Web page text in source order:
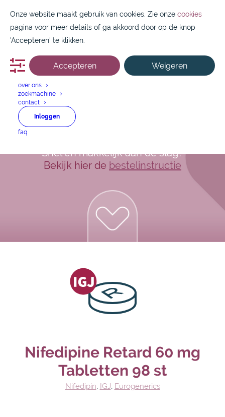
088 1800 550
over ons
zoekmachine
contact
Inloggen
faq
Nifedipine Retard 60
mg Tabletten 98 st
Snel en makkelijk aan de slag?
Bekijk hier de bestelinstructie
Nifedipine Retard 60 mg
Tabletten 98 st
Nifedipin IGJ Eurogenerics
Onze website maakt gebruik van cookies. Zie onze cookies
pagina voor meer details of ga akkoord door op de knop
'Accepteren' te klikken.
Accepteren Weigeren